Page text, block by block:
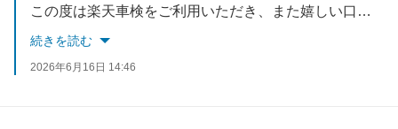
この度は楽天車検をご利用いただき、また嬉しい口コミをありがとうございます。お見積りや料金について安心してご利用いただけたようで大変嬉しく思います。また、スタッフの対応についてもお褒めいただき励みになります。ご家族やご友人にもおすすめしたいとのお言葉をいただき、大変光栄です。今後も安心してお任せいただけるサービスを心がけてまいります。またのご利用をスタッフ一同心よりお待ちしております。
続きを読む
2026年6月16日 14:46